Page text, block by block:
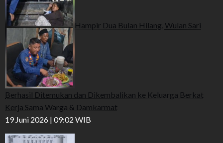
Hampir Dua Bulan Hilang, Wulan Sari
Berhasil Ditemukan dan Dikembalikan ke Keluarga Berkat
Kerja Sama Warga & Damkarmat
19 Juni 2026 | 09:02 WIB